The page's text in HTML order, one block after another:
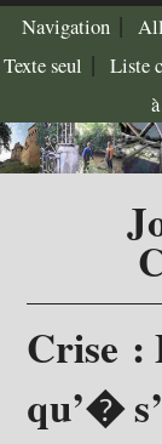
Navigation|
Texte seul | Liste
Crise :
qu’�